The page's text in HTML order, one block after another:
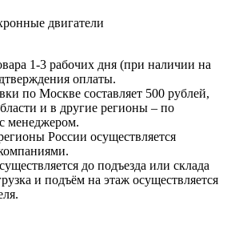
двигатели
1-3 рабочих дня (при наличии на
оплаты.
по Москве составляет 500 рублей,
и в другие регионы – по
менеджером.
России осуществляется
до подъезда или склада
и подъём на этаж осуществляется